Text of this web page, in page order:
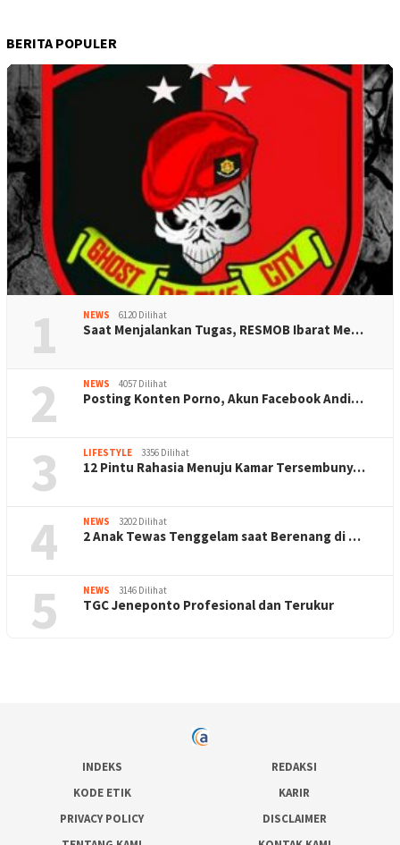
BERITA POPULER
1 NEWS 6120 Dilihat
Saat Menjalankan Tugas, RESMOB Ibarat Me…
2 NEWS 4057 Dilihat
Posting Konten Porno, Akun Facebook Andi…
3 LIFESTYLE 3356 Dilihat
12 Pintu Rahasia Menuju Kamar Tersembuny…
4 NEWS 3202 Dilihat
2 Anak Tewas Tenggelam saat Berenang di …
5 NEWS 3146 Dilihat
TGC Jeneponto Profesional dan Terukur
INDEKS
REDAKSI
KODE ETIK
KARIR
PRIVACY POLICY
DISCLAIMER